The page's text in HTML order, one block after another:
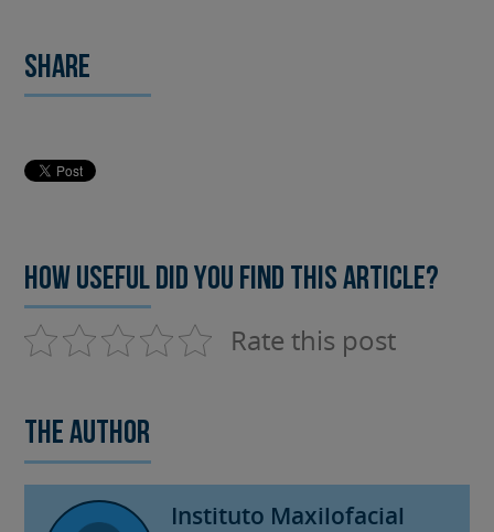
Share
How useful did you find this article?
Rate this post
The author
Instituto Maxilofacial